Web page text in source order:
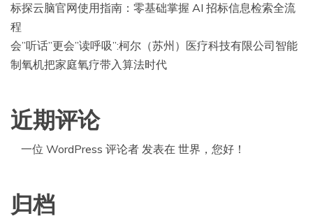
标探云脑官网使用指南：零基础掌握 AI 招标信息检索全流
程
会”听话”更会”读呼吸”:柯尔（苏州）医疗科技有限公司智能
制氧机把家庭氧疗带入算法时代
近期评论
一位 WordPress 评论者 发表在 世界，您好！
归档